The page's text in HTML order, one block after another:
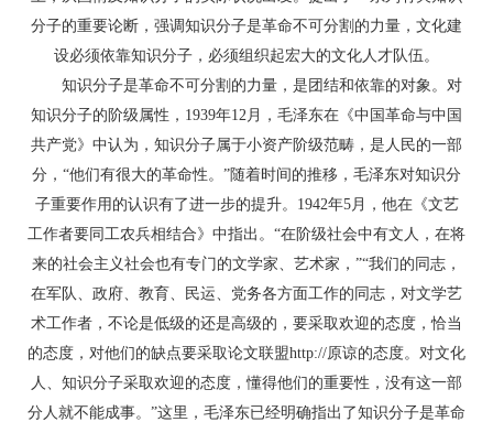
分子的重要论断，强调知识分子是革命不可分割的力量，文化建
设必须依靠知识分子，必须组织起宏大的文化人才队伍。
知识分子是革命不可分割的力量，是团结和依靠的对象。对
知识分子的阶级属性，1939年12月，毛泽东在《中国革命与中国
共产党》中认为，知识分子属于小资产阶级范畴，是人民的一部
分，“他们有很大的革命性。”随着时间的推移，毛泽东对知识分
子重要作用的认识有了进一步的提升。1942年5月，他在《文艺
工作者要同工农兵相结合》中指出。“在阶级社会中有文人，在将
来的社会主义社会也有专门的文学家、艺术家，”“我们的同志，
在军队、政府、教育、民运、党务各方面工作的同志，对文学艺
术工作者，不论是低级的还是高级的，要采取欢迎的态度，恰当
的态度，对他们的缺点要采取论文联盟http://原谅的态度。对文化
人、知识分子采取欢迎的态度，懂得他们的重要性，没有这一部
分人就不能成事。”这里，毛泽东已经明确指出了知识分子是革命